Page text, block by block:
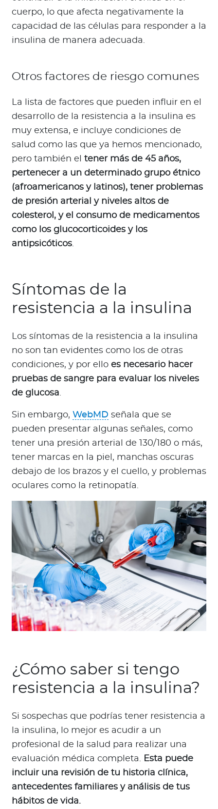
cuerpo, lo que afecta negativamente la
capacidad de las células para responder a la
insulina de manera adecuada.
Otros factores de riesgo comunes
La lista de factores que pueden influir en el
desarrollo de la resistencia a la insulina es
muy extensa, e incluye condiciones de
salud como las que ya hemos mencionado,
pero también el tener más de 45 años,
pertenecer a un determinado grupo étnico
(afroamericanos y latinos), tener problemas
de presión arterial y niveles altos de
colesterol, y el consumo de medicamentos
como los glucocorticoides y los
antipsicóticos.
Síntomas de la
resistencia a la insulina
Los síntomas de la resistencia a la insulina
no son tan evidentes como los de otras
condiciones, y por ello es necesario hacer
pruebas de sangre para evaluar los niveles
de glucosa.
Sin embargo, WebMD señala que se
pueden presentar algunas señales, como
tener una presión arterial de 130/180 o más,
tener marcas en la piel, manchas oscuras
debajo de los brazos y el cuello, y problemas
oculares como la retinopatía.
¿Cómo saber si tengo
resistencia a la insulina?
Si sospechas que podrías tener resistencia a
la insulina, lo mejor es acudir a un
profesional de la salud para realizar una
evaluación médica completa. Esta puede
incluir una revisión de tu historia clínica,
antecedentes familiares y análisis de tus
hábitos de vida.